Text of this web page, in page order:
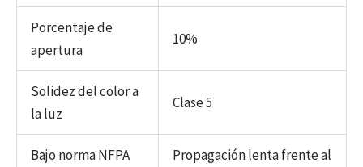
Porcentaje de
apertura
10%
Solidez del color a
la luz
Clase 5
Bajo norma NFPA
Propagación lenta frente al